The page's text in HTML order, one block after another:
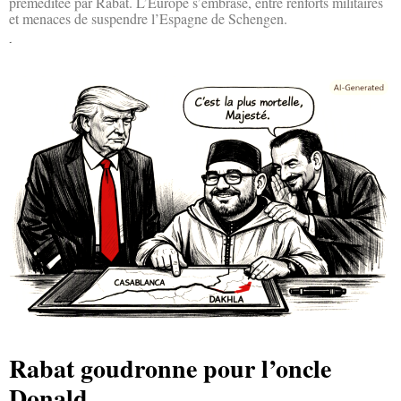
et menaces de suspendre l’Espagne de Schengen.
Rabat goudronne pour l’oncle